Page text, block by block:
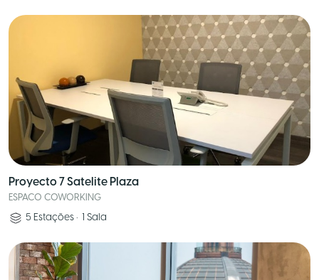
Proyecto 7 Satelite Plaza
ESPACO COWORKING
5 Estações • 1 Sala